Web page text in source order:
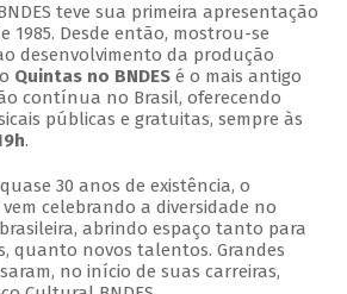
teve sua primeira apresentação
1985. Desde então, mostrou-se
desenvolvimento da produção
Quintas no BNDESé o mais antigo
contínua no Brasil, oferecendo
públicas e gratuitas, sempre às
.
30 anos de existência, o
celebrando a diversidade no
abrindo espaço tanto para
quanto novos talentos. Grandes
no início de suas carreiras,